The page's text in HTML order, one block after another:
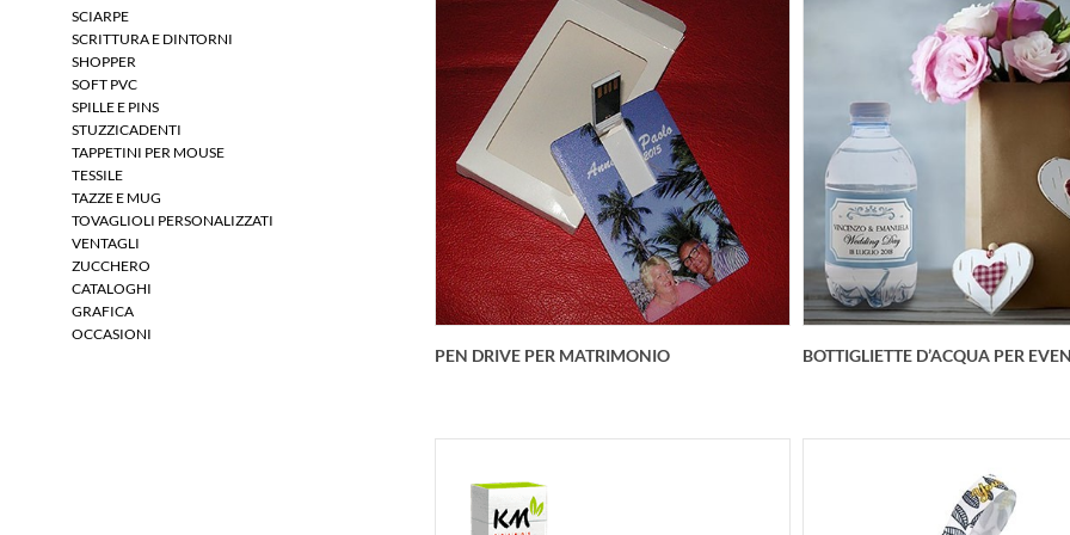
Braccialetto in vinile trasparente e
resistente all'acqua di mare ed al
cloro personalizzabile ad un colore.
OFFERTA SPECIALE 2500 pezzi
personalizz
Braccialetto 2D
PEN DRIVE PER MATRIMONIO BOTTIGLIETTE D’ACQUA PER
SCIARPE
SCRITTURA E DINTORNI
SHOPPER
SOFT PVC
SPILLE E PINS
STUZZICADENTI
TAPPETINI PER MOUSE
TESSILE
TAZZE E MUG
TOVAGLIOLI PERSONALIZZATI
VENTAGLI
ZUCCHERO
CATALOGHI
GRAFICA
OCCASIONI